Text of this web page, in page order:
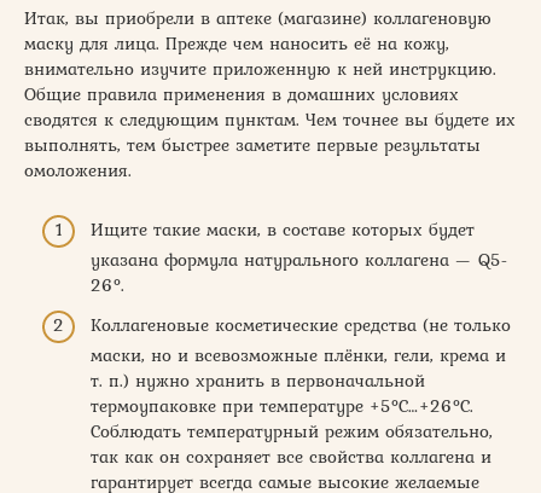
Итак, вы приобрели в аптеке (магазине) коллагеновую
маску для лица. Прежде чем наносить её на кожу,
внимательно изучите приложенную к ней инструкцию.
Общие правила применения в домашних условиях
сводятся к следующим пунктам. Чем точнее вы будете их
выполнять, тем быстрее заметите первые результаты
омоложения.
Ищите такие маски, в составе которых будет
указана формула натурального коллагена — Q5-
26°.
Коллагеновые косметические средства (не только
маски, но и всевозможные плёнки, гели, крема и
т. п.) нужно хранить в первоначальной
термоупаковке при температуре +5°С…+26°С.
Соблюдать температурный режим обязательно,
так как он сохраняет все свойства коллагена и
гарантирует всегда самые высокие желаемые